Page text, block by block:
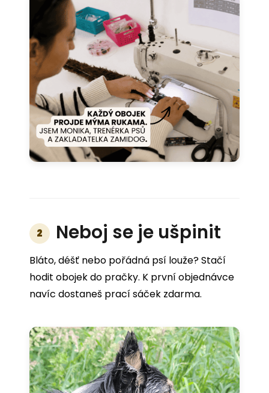
2 Neboj se je ušpinit
Bláto, déšť nebo pořádná psí louže? Stačí
hodit obojek do pračky. K první objednávce
navíc dostaneš prací sáček zdarma.